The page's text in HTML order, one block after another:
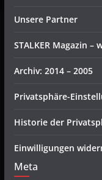
Unsere Partner
STALKER Magazin –
Archiv: 2014 – 2005
Privatsphäre-
Historie der
Einwilligungen
Meta